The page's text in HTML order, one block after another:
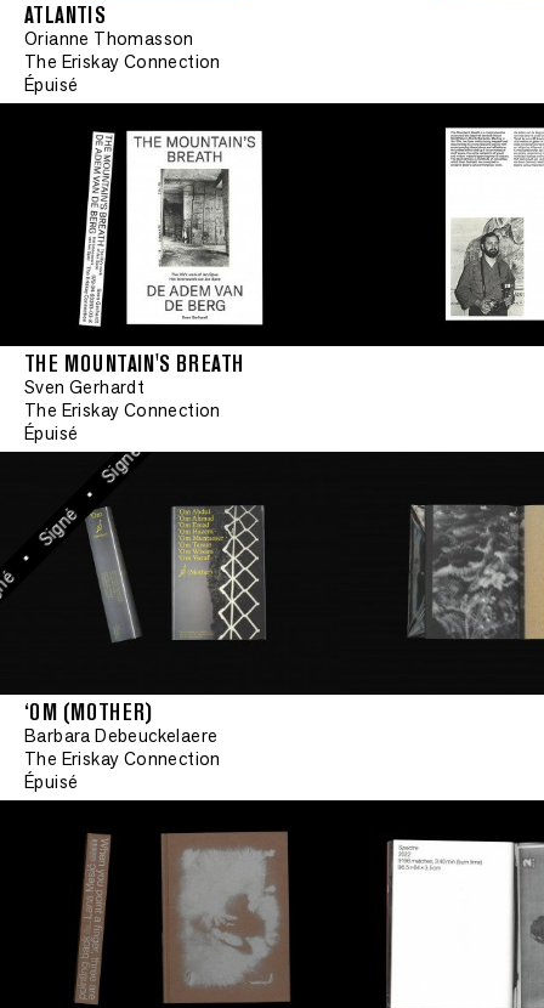
ATLANTIS
Orianne Thomasson
The Eriskay Connection
Épuisé
THE MOUNTAIN'S BREATH
Sven Gerhardt
The Eriskay Connection
Épuisé
•
Signé
•
Signé
Signé
•
Signé
Signé
•
Signé
‘OM (MOTHER)
Barbara Debeuckelaere
The Eriskay Connection
Épuisé
Signé
•
Signé
Signé